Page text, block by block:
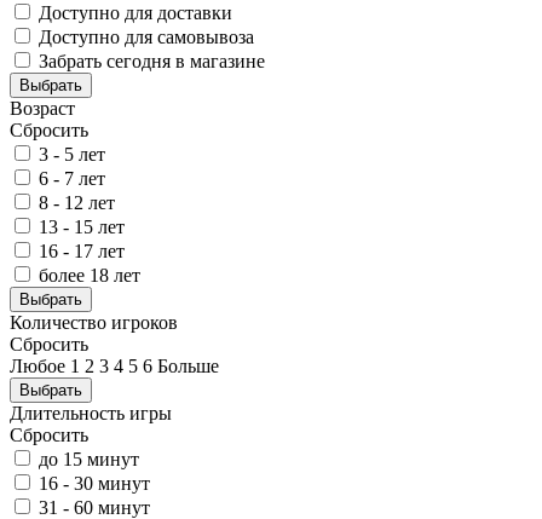
Доступно для доставки
Доступно для самовывоза
Забрать сегодня в магазине
Выбрать
Возраст
Сбросить
3 - 5 лет
6 - 7 лет
8 - 12 лет
13 - 15 лет
16 - 17 лет
более 18 лет
Выбрать
Количество игроков
Сбросить
Любое 1 2 3 4 5 6 Больше
Выбрать
Длительность игры
Сбросить
до 15 минут
16 - 30 минут
31 - 60 минут